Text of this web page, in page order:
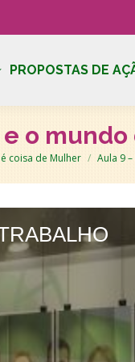
PROPOSTAS DE
o
coisa de Mulher Aula 9